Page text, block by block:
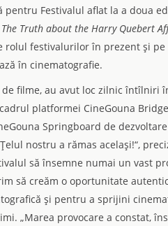
pentru Festivalul aflat la a doua
The Truth about the Harry Quebert
rolul festivalurilor în prezent şi
în cinematografie.
filme, au avut loc zilnic
platformei CineGouna
Springboard de
nostru a rămas acelaşi!“,
să însemne numai un vast
să creăm o oportunitate
şi pentru a sprijini
„Marea provocare a constat,